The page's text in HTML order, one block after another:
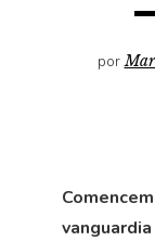
por